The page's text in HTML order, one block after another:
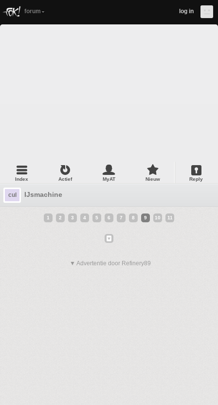
forum log in
Index Actief MyAT Nieuw Reply
cul IJsmachine
1 2 3 4 5 6 7 8 9 10 11
▼ Advertentie door Refinery89